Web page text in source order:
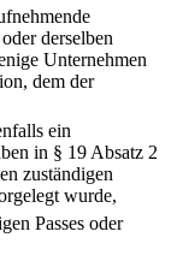
derselben
Unternehmen
dem der
ein
in § 19 Absatz 2
zuständigen
wurde,
Passes oder